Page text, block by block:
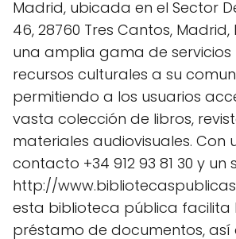
Madrid, ubicada en el Sector
46, 28760 Tres Cantos,
una amplia gama de
recursos culturales a su
permitiendo a los usuarios
vasta colección de libros,
materiales audiovisuales. Con
contacto +34 912 93 81 30 y un
http://
esta biblioteca pública facilita
préstamo de documentos, así